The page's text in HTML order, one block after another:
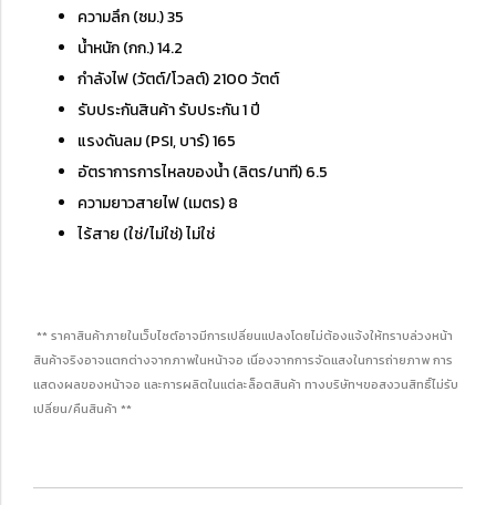
ความลึก (ซม.) 35
น้ำหนัก (กก.) 14.2
กำลังไฟ (วัตต์/โวลต์) 2100 วัตต์
รับประกันสินค้า รับประกัน 1 ปี
แรงดันลม (PSI, บาร์) 165
อัตราการการไหลของน้ำ (ลิตร/นาที) 6.5
ความยาวสายไฟ (เมตร) 8
ไร้สาย (ใช่/ไม่ใช่) ไม่ใช่
** ราคาสินค้าภายในเว็บไซต์อาจมีการเปลี่ยนแปลงโดยไม่ต้องแจ้งให้ทราบล่วงหน้า
สินค้าจริงอาจแตกต่างจากภาพในหน้าจอ เนื่องจากการจัดแสงในการถ่ายภาพ การ
แสดงผลของหน้าจอ และการผลิตในแต่ละล็อตสินค้า ทางบริษัทฯขอสงวนสิทธิ์ไม่รับ
เปลี่ยน/คืนสินค้า **